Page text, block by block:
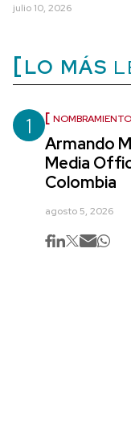
julio 10, 2026
LO MÁS
1
Armando
Media
Colombia
agosto 5, 2026